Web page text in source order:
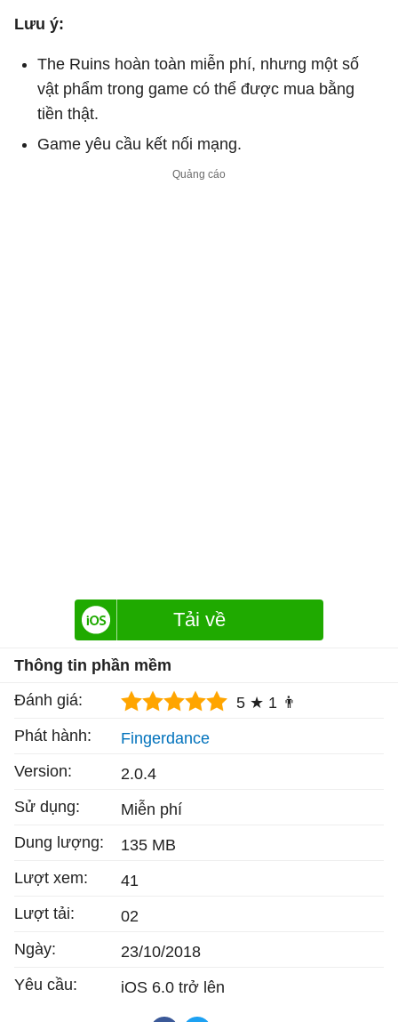
Lưu ý:
The Ruins hoàn toàn miễn phí, nhưng một số
vật phẩm trong game có thể được mua bằng
tiền thật.
Game yêu cầu kết nối mạng.
Tải về
Thông tin phần mềm
Đánh giá:
5 ★ 1 👨
Phát hành:
Fingerdance
Version:
2.0.4
Sử dụng:
Miễn phí
Dung lượng:
135 MB
Lượt xem:
41
Lượt tải:
02
Ngày:
23/10/2018
Yêu cầu:
iOS 6.0 trở lên